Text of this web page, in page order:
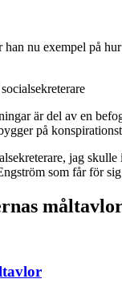
nu exempel på
är del av en
på
jag
som får för